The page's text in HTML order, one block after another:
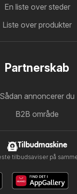
En liste over steder
Liste over produkter
Partnerskab
Sådan annoncerer du
B2B område
Tilbudmaskine
tilbudsaviser på